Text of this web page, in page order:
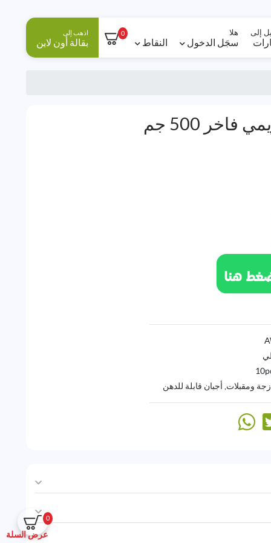
إلى هلا
سجَل الدخول النقاط
0 اذهب إلى
بقالة أون لاين
0
عرض السلة
500 جم
ومقبلات, أجبان قابلة للدهن